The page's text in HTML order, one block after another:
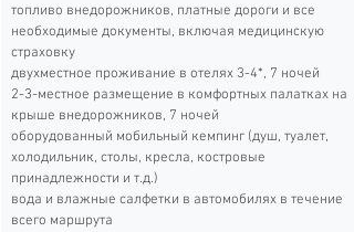
топливо внедорожников, платные дороги и все
необходимые документы, включая медицинскую
страховку
двухместное проживание в отелях 3-4*, 7 ночей
2-3-местное размещение в комфортных палатках на
крыше внедорожников, 7 ночей
оборудованный мобильный кемпинг (душ, туалет,
холодильник, столы, кресла, костровые
принадлежности и т.д.)
вода и влажные салфетки в автомобилях в течение
всего маршрута